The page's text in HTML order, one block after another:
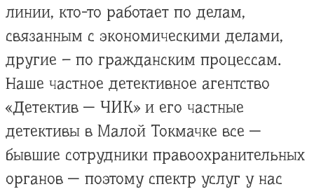
линии, кто-то работает по делам,
связанным с экономическими делами,
другие – по гражданским процессам.
Наше частное детективное агентство
«Детектив — ЧИК» и его частные
детективы в Малой Токмачке все —
бывшие сотрудники правоохранительных
органов — поэтому спектр услуг у нас